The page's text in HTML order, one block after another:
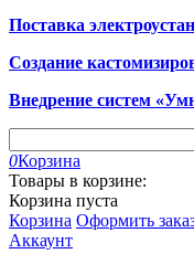
Поставка
Создание
Внедрение систем
0Корзина
Товары в корзине:
Корзина пуста
Корзина Оформить
Аккаунт